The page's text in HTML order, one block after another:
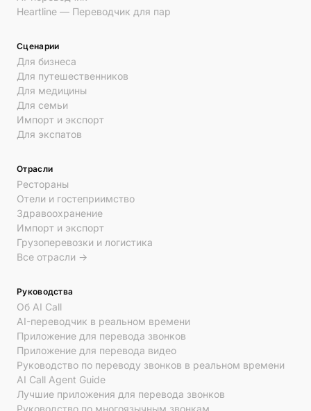
Heartline — Переводчик для пар
Сценарии
Для бизнеса
Для путешественников
Для медицины
Для семьи
Импорт и экспорт
Для экспатов
Отрасли
Рестораны
Отели и гостеприимство
Здравоохранение
Импорт и экспорт
Грузоперевозки и логистика
Все отрасли →
Руководства
Об AI Call
AI-переводчик в реальном времени
Приложение для перевода звонков
Приложение для перевода видео
Руководство по переводу звонков в реальном времени
AI Call Agent Guide
Лучшие приложения для перевода звонков
Руководство по многоязычным звонкам